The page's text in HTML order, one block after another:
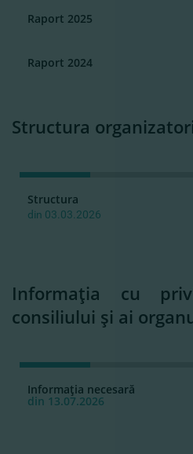
Raport 2025
Raport 2024
Structura
Structura
din 03.03.2026
Informaţia cu
consiliului şi ai
Informaţia necesară
din 13.07.2026